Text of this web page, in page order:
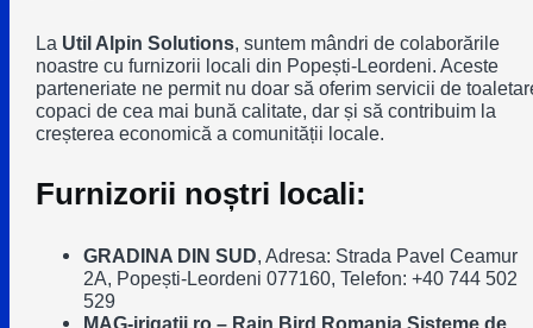
La Util Alpin Solutions, suntem mândri de colaborările
noastre cu furnizorii locali din Popești-Leordeni. Aceste
parteneriate ne permit nu doar să oferim servicii de
copaci de cea mai bună calitate, dar și să contribuim la
creșterea economică a comunității locale.
Furnizorii noștri locali:
GRADINA DIN SUD Adresa: Strada Pavel Ceamur
2A, Popești-Leordeni 077160, Telefon: +40 744 502
529
MAG-irigatii.ro – Rain Bird Romania Sisteme de